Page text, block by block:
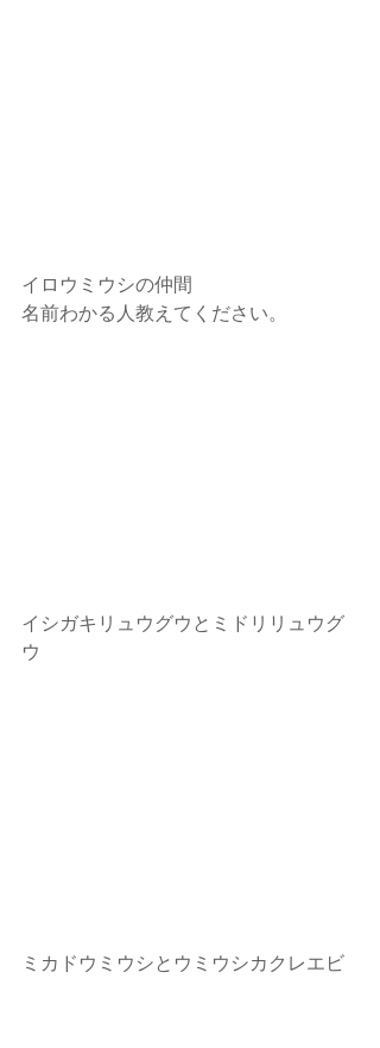
イロウミウシの仲間
名前わかる人教えてください。
イシガキリュウグウとミドリリュウグ
ウ
ミカドウミウシとウミウシカクレエビ